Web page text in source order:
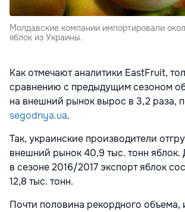
Молдавские компании импортировали
яблок из Украины.
Как отмечают аналитики EastFruit,
сравнению с предыдущим сезоном
на внешний рынок вырос в 3,2 раза,
segodnya.ua.
Так, украинские производители
внешний рынок 40,9 тыс. тонн яблок.
в сезоне 2016/2017 экспорт яблок
12,8 тыс. тонн.
Почти половина рекордного объема,